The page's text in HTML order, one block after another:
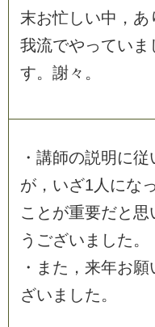
末お忙しい中 ， あ
我流でやってい ま
す。 謝々 。
・ 講師の説明 に従
が ， いざ1 人 になっ
こ と が重要だと 思
う ござい ま した。
・ ま た ， 来年お願
ざい ま した。